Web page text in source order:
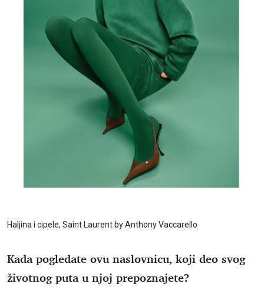
Haljina i cipele, Saint Laurent by Anthony Vaccarello
Kada pogledate ovu naslovnicu, koji deo svog
životnog puta u njoj prepoznajete?